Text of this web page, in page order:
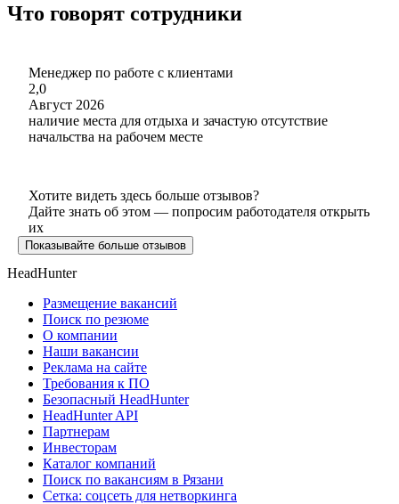
Что говорят сотрудники
Менеджер по работе с клиентами
2,0
Август 2026
наличие места для отдыха и зачастую отсутствие
начальства на рабочем месте
Хотите видеть здесь больше отзывов?
Дайте знать об этом — попросим работодателя открыть
их
Показывайте больше отзывов
HeadHunter
Размещение вакансий
Поиск по резюме
О компании
Наши вакансии
Реклама на сайте
Требования к ПО
Безопасный HeadHunter
HeadHunter API
Партнерам
Инвесторам
Каталог компаний
Поиск по вакансиям в Рязани
Сетка: соцсеть для нетворкинга